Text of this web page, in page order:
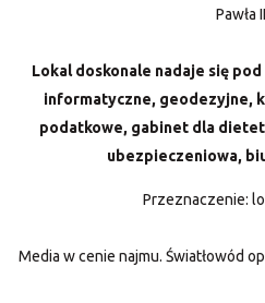
Pawła
Lokal doskonale nadaje się
informatyczne, geodezyjne,
podatkowe, gabinet dla
ubezpieczeniowa,
Przeznaczenie:
Media w cenie najmu. Światłowód